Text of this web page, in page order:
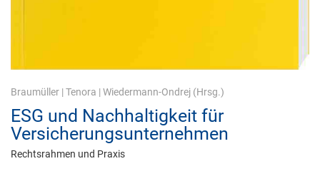
Braumüller | Tenora | Wiedermann-Ondrej (Hrsg.)
ESG und Nachhaltigkeit für
Versicherungsunternehmen
Rechtsrahmen und Praxis